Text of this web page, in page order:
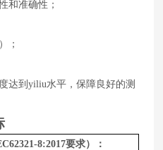
和准确性；
；
达到yiliu水平，保障良好的测
8:2017要求）：